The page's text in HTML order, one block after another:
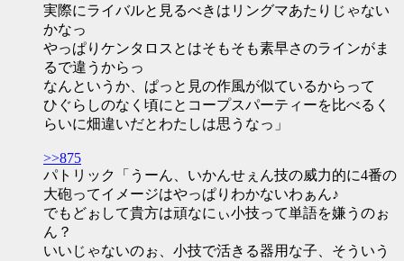
実際にライバルと見るべきはリングマあたりじゃない
かなっ
やっぱりケンタロスとはそもそも素早さのラインがま
るで違うからっ
なんというか、ぱっと見の作風が似ているからって
ひぐらしのなく頃にとコープスパーティーを比べるく
らいに畑違いだとわたしは思うなっ」
>>875
パトリック「うーん、いかんせぇん技の威力的に4番の
大砲ってイメージはやっぱりわかないわぁん♪
でもどぉして貴方は頑なにぃ小技って単語を嫌うのぉ
ん？
いいじゃないのぉ、小技で活きる器用な子、そういう